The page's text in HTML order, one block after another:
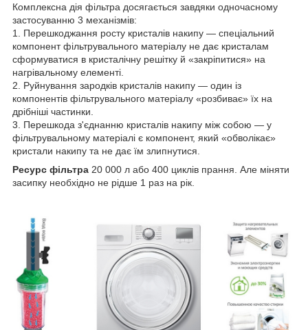
Комплексна дія фільтра досягається завдяки одночасному
застосуванню 3 механізмів:
1. Перешкоджання росту кристалів накипу — спеціальний
компонент фільтрувального матеріалу не дає кристалам
сформуватися в кристалічну решітку й «закріпитися» на
нагрівальному елементі.
2. Руйнування зародків кристалів накипу — один із
компонентів фільтрувального матеріалу «розбиває» їх на
дрібніші частинки.
3. Перешкода з'єднанню кристалів накипу між собою — у
фільтрувальному матеріалі є компонент, який «обволікає»
кристали накипу та не дає їм злипнутися.
Ресурс фільтра 20 000 л або 400 циклів прання. Але міняти
засипку необхідно не рідше 1 раз на рік.